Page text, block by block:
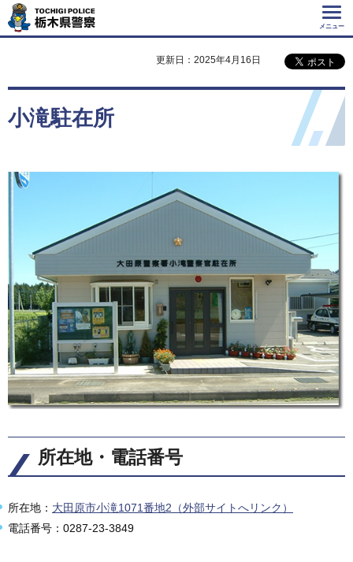
Tochigi Police 栃
木県警察
メニュー
更新日：2025年4月16日
小滝駐在所
所在地・電話番号
所在地： 大田原市小滝1071番地2（外部サイトへリンク）
電話番号：0287-23-3849